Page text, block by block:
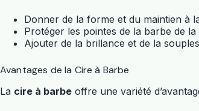
Donner de la forme et du maintien à
Protéger les pointes de la barbe de
Ajouter de la brillance et de la
Avantages de la Cire à Barbe
La cire à barbe offre une variété